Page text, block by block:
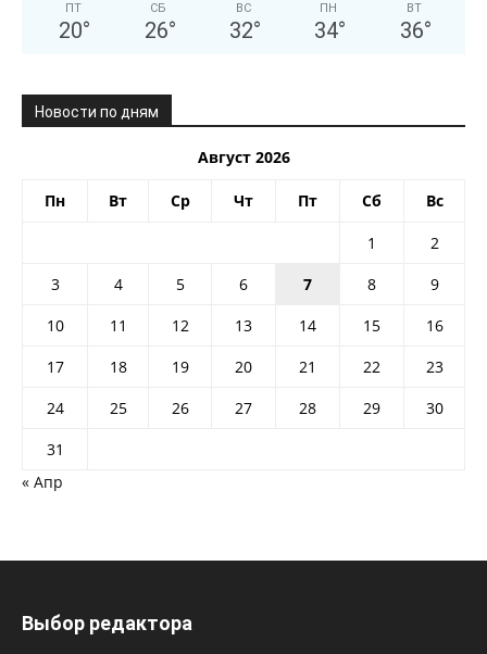
ПТ
20°
СБ
26°
ВС
32°
ПН
34°
ВТ
36°
Новости по дням
Август 2026
Пн Вт Ср Чт Пт Сб Вс
1
2
3
4 5 6 7 8
9
10
11 12 13 14 15
16
17
18 19 20 21 22
23
24
25 26 27 28 29
30
31
« Апр
Выбор редактора